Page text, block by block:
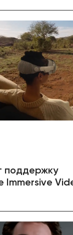
поддержку
Immersive